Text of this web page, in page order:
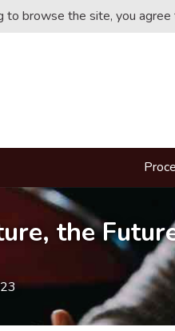
to browse the site, you
the